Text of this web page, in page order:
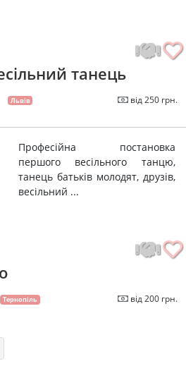
танець
Львів від 250 грн.
Професійна постановка
першого весільного танцю,
танець батьків молодят, друзів,
весільний ...
Тернопіль від 200 грн.